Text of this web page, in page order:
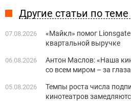
Другие статьи по
07.08.2026
«Майкл» помог
квартальной выручке
06.08.2026
Антон Маслов: «Наша
со всем миром – за
05.08.2026
Темпы роста числа
кинотеатров